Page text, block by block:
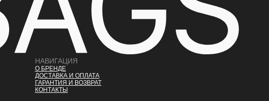
НАВИГАЦИЯ
О БРЕНДЕ
ДОСТАВКА И ОПЛАТА
ГАРАНТИЯ И ВОЗВРАТ
КОНТАКТЫ